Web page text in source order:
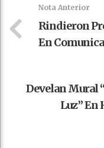
Nota Anterior
Rindieron
En
Develan Mural
Luz” En